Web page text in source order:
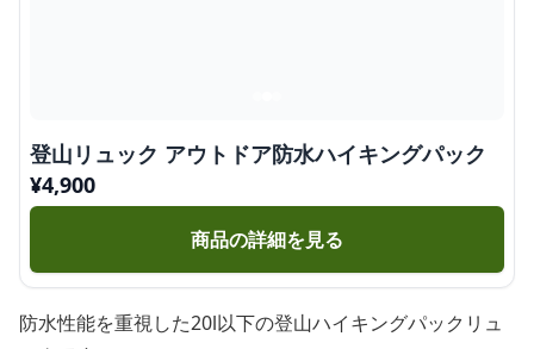
登山リュック アウトドア防水ハイキングパック
¥4,900
商品の詳細を見る
防水性能を重視した20l以下の登山ハイキングパックリュ